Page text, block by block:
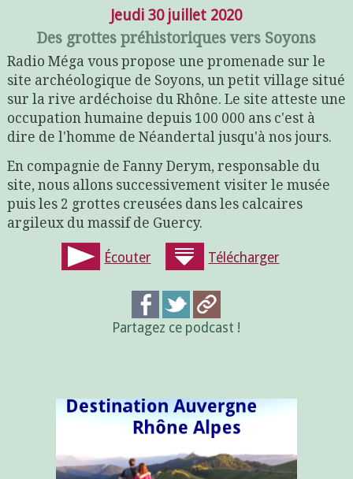
Jeudi 30 juillet 2020
Des grottes préhistoriques vers Soyons
Radio Méga vous propose une promenade sur le
site archéologique de Soyons, un petit village situé
sur la rive ardéchoise du Rhône. Le site atteste une
occupation humaine depuis 100 000 ans c'est à
dire de l'homme de Néandertal jusqu'à nos jours.
En compagnie de Fanny Derym, responsable du
site, nous allons successivement visiter le musée
puis les 2 grottes creusées dans les calcaires
argileux du massif de Guercy.
Écouter Télécharger
Partagez ce podcast !